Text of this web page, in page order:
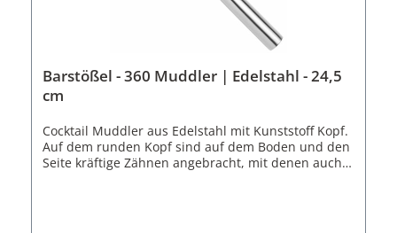
Barstößel - 360 Muddler | Edelstahl - 24,5
cm
Cocktail Muddler aus Edelstahl mit Kunststoff Kopf.
Auf dem runden Kopf sind auf dem Boden und den
Seite kräftige Zähnen angebracht, mit denen auch